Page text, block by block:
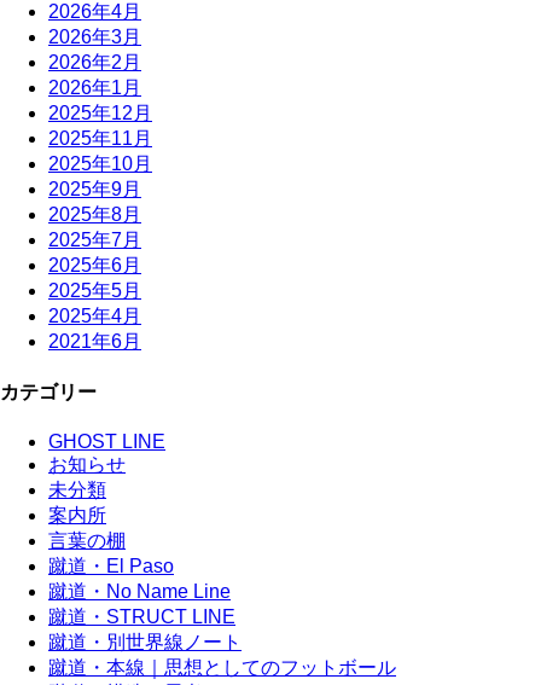
2026年4月
2026年3月
2026年2月
2026年1月
2025年12月
2025年11月
2025年10月
2025年9月
2025年8月
2025年7月
2025年6月
2025年5月
2025年4月
2021年6月
カテゴリー
GHOST LINE
お知らせ
未分類
案内所
言葉の棚
蹴道・El Paso
蹴道・No Name Line
蹴道・STRUCT LINE
蹴道・別世界線ノート
蹴道・本線｜思想としてのフットボール